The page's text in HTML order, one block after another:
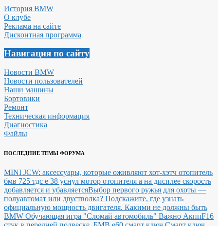
История BMW
О клубе
Реклама на сайте
Дисконтная программа
Навигация по сайту
Новости BMW
Новости пользователей
Наши машины
Бортовики
Ремонт
Техническая информация
Диагностика
Файлы
ПОСЛЕДНИЕ ТЕМЫ ФОРУМА
MINI JCW: аксессуары, которые оживляют хот-хэтч отопитель
бмв 725 тдс е 38 уснул мотор отопителя а на дисплее скорость
добавляется и убавляетсяВыбор первого ружья для охоты —
полуавтомат или двустволка? Подскажите, где узнать
официальную мощность двигателя. Какими не должны быть
BMW Обучающая игра "Сломай автомобиль" Важно АкппF16